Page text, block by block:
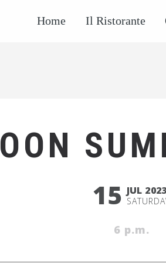
Home Il Ristorante
15 JUL 2023
6 p.m.